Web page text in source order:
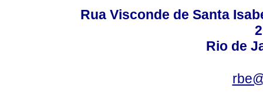
Rua Visconde de Santa
Rio de